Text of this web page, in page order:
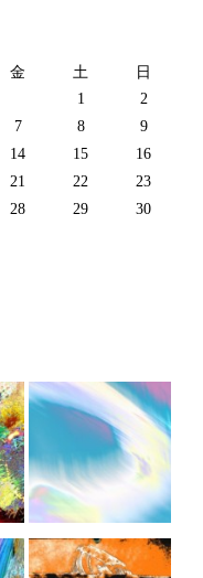
金 土
日
1
2
7 8
9
14 15
16
21 22
23
28 29
30